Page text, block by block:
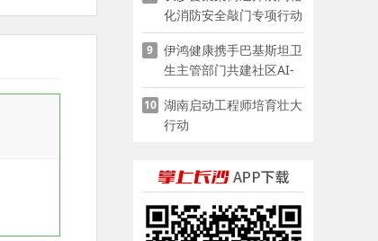
化消防安全敲门专项行动
9
伊鸿健康携手巴基斯坦卫
生主管部门共建社区AI-
POCT生态
10 湖南启动工程师培育壮大
行动